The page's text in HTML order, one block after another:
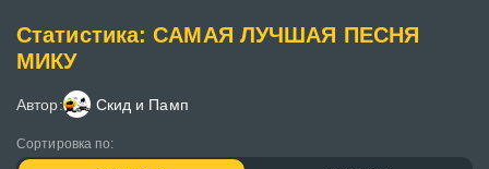
Статистика: САМАЯ ЛУЧШАЯ ПЕСНЯ
МИКУ
Автор: Скид и Памп
Сортировка по: